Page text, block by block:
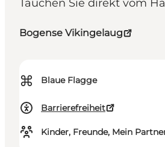
Tauchen Sie direkt vom
Bogense Vikingelaug
⌘ Blaue Flagge
Barrierefreiheit
Kinder, Freunde, Mein